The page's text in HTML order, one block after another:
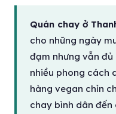
Quán chay ở
cho những ngày
đạm nhưng vẫn
nhiều phong cách
hàng vegan chỉn
chay bình dân